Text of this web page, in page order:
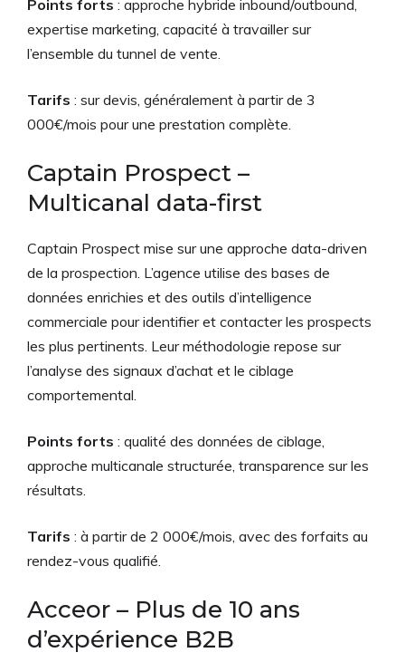
Points forts : approche hybride inbound/outbound,
expertise marketing, capacité à travailler sur
l’ensemble du tunnel de vente.
Tarifs : sur devis, généralement à partir de 3
000€/mois pour une prestation complète.
Captain Prospect –
Multicanal data-first
Captain Prospect mise sur une approche data-driven
de la prospection. L’agence utilise des bases de
données enrichies et des outils d’intelligence
commerciale pour identifier et contacter les prospects
les plus pertinents. Leur méthodologie repose sur
l’analyse des signaux d’achat et le ciblage
comportemental.
Points forts : qualité des données de ciblage,
approche multicanale structurée, transparence sur les
résultats.
Tarifs : à partir de 2 000€/mois, avec des forfaits au
rendez-vous qualifié.
Acceor – Plus de 10 ans
d’expérience B2B